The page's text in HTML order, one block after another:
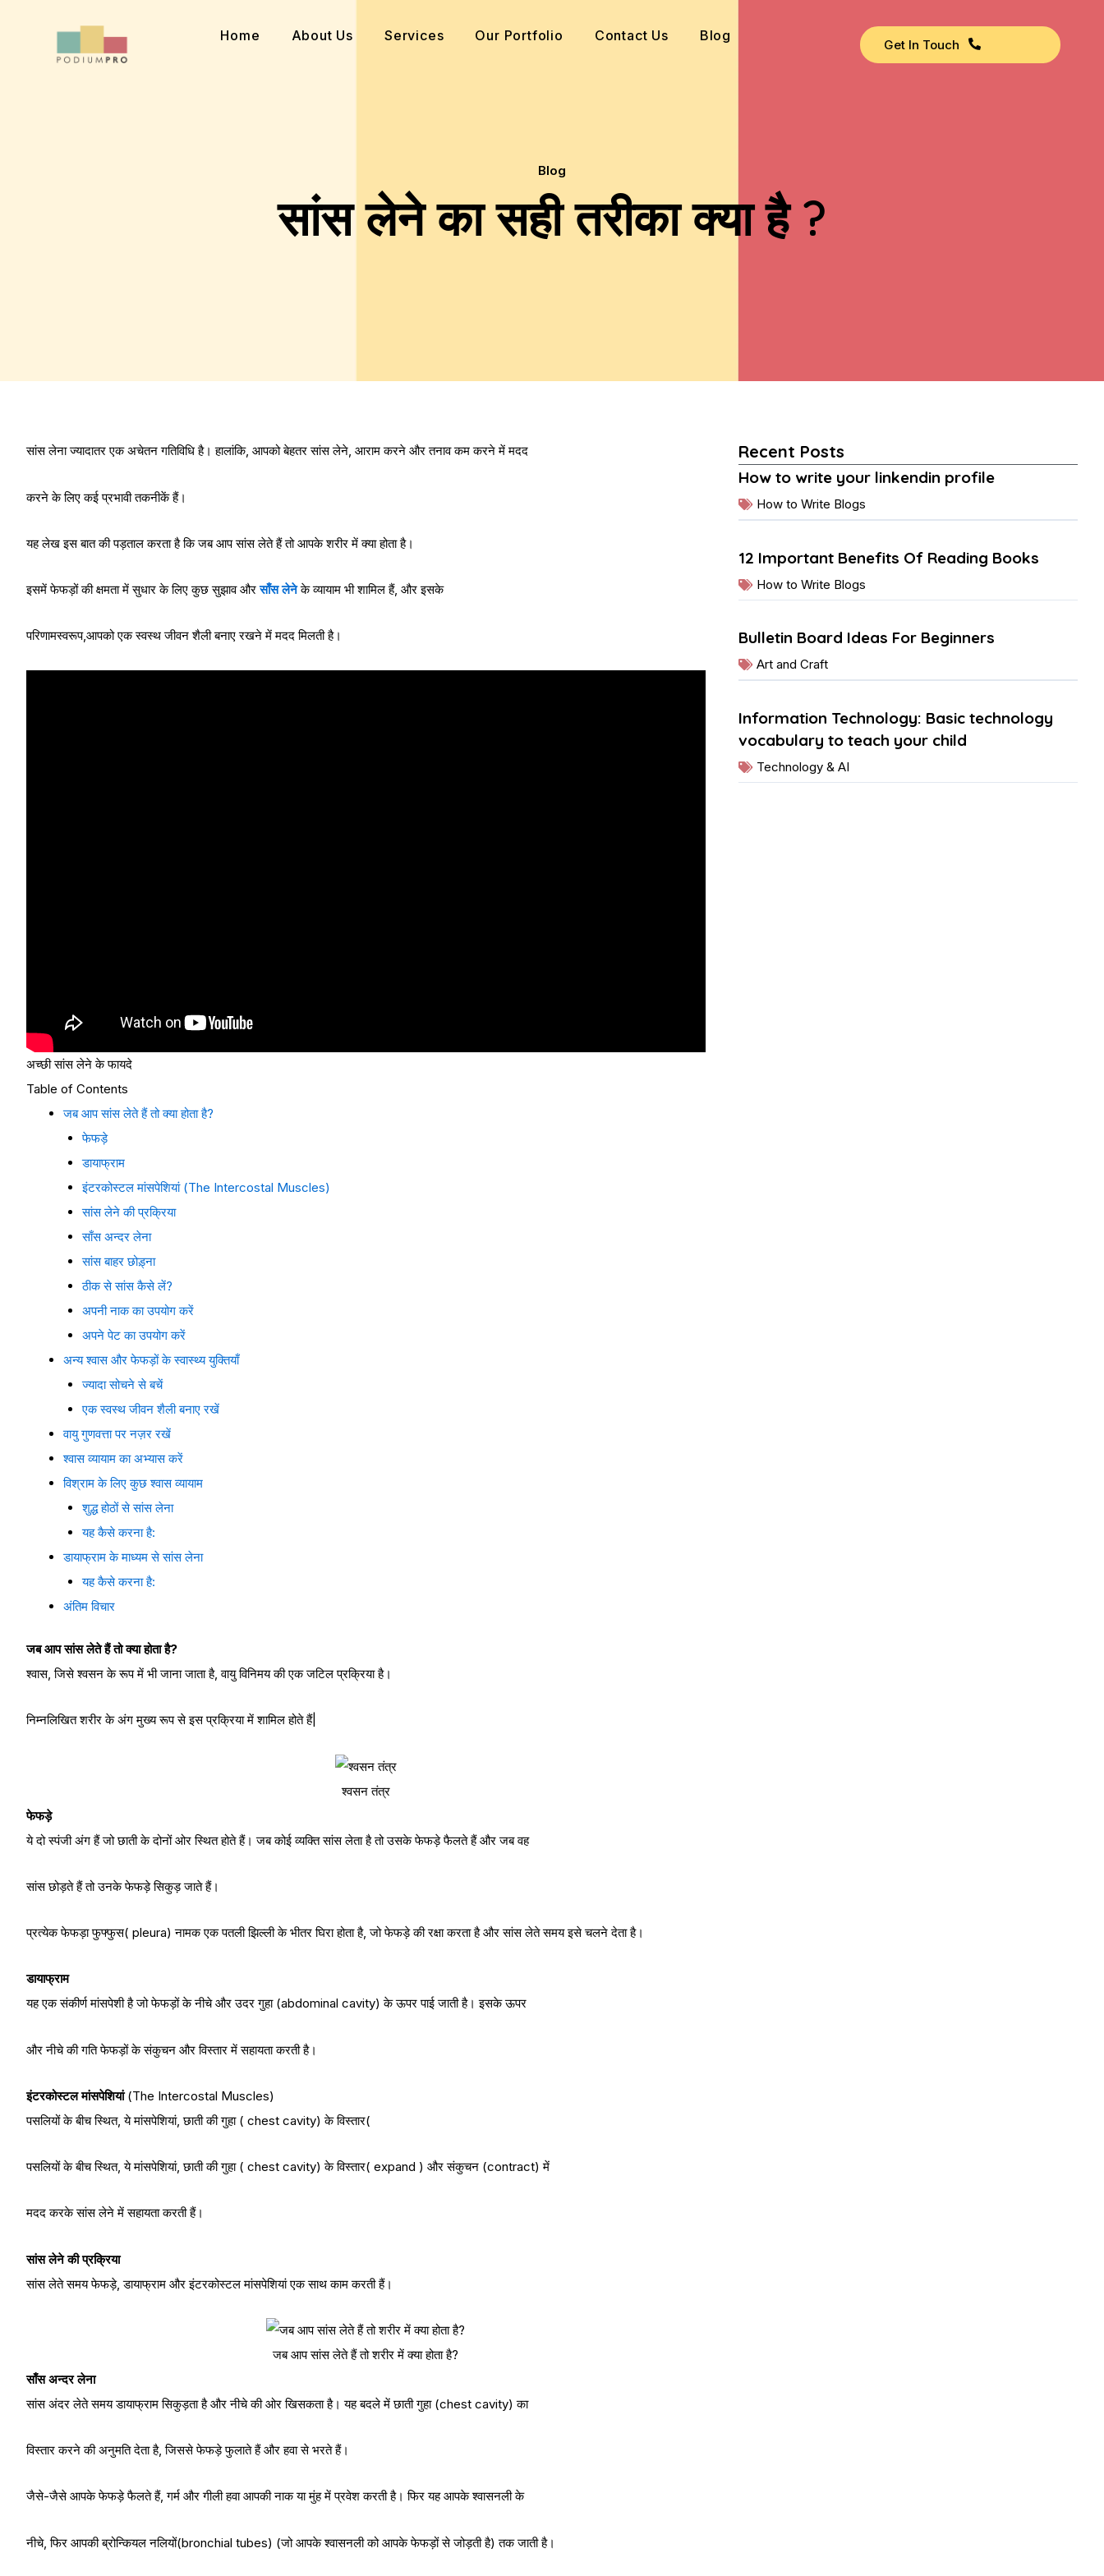
Home About Us Services Our Portfolio Contact Us Blog
Get In Touch
Blog
सांस लेने का सही तरीका क्या है ?
सांस लेना ज्यादातर एक अचेतन गतिविधि है। हालांकि, आपको बेहतर सांस लेने, आराम करने और तनाव कम करने में मदद
करने के लिए कई प्रभावी तकनीकें हैं।
यह लेख इस बात की पड़ताल करता है कि जब आप सांस लेते हैं तो आपके शरीर में क्या होता है।
इसमें फेफड़ों की क्षमता में सुधार के लिए कुछ सुझाव औरसाँस लेनेके व्यायाम भी शामिल हैं, और इसके
परिणामस्वरूप,आपको एक स्वस्थ जीवन शैली बनाए रखने में मदद मिलती है।
अच्छी सांस लेने के फायदे
Table of Contents
जब आप सांस लेते हैं तो क्या होता है?
फेफड़े
डायाफ्राम
इंटरकोस्टल मांसपेशियां (The Intercostal Muscles)
सांस लेने की प्रक्रिया
साँस अन्दर लेना
सांस बाहर छोड़्ना
ठीक से सांस कैसे लें?
अपनी नाक का उपयोग करें
अपने पेट का उपयोग करें
अन्य श्वास और फेफड़ों के स्वास्थ्य युक्तियाँ
ज्यादा सोचने से बचें
एक स्वस्थ जीवन शैली बनाए रखें
वायु गुणवत्ता पर नज़र रखें
श्वास व्यायाम का अभ्यास करें
विश्राम के लिए कुछ श्वास व्यायाम
शुद्ध होठों से सांस लेना
यह कैसे करना है:
डायाफ्राम के माध्यम से सांस लेना
यह कैसे करना है:
अंतिम विचार
जब आप सांस लेते हैं तो क्या होता है?
श्वास, जिसे श्वसन के रूप में भी जाना जाता है, वायु विनिमय की एक जटिल प्रक्रिया है।
निम्नलिखित शरीर के अंग मुख्य रूप से इस प्रक्रिया में शामिल होते हैं|
श्वसन तंत्र
फेफड़े
ये दो स्पंजी अंग हैं जो छाती के दोनों ओर स्थित होते हैं। जब कोई व्यक्ति सांस लेता है तो उसके फेफड़े फैलते हैं और जब वह
सांस छोड़ते हैं तो उनके फेफड़े सिकुड़ जाते हैं।
प्रत्येक फेफड़ा फुफ्फुस( pleura) नामक एक पतली झिल्ली के भीतर घिरा होता है, जो फेफड़े की रक्षा करता है और सांस लेते समय इसे चलने देता है।
डायाफ्राम
यह एक संकीर्ण मांसपेशी है जो फेफड़ों के नीचे और उदर गुहा (abdominal cavity) के ऊपर पाई जाती है। इसके ऊपर
और नीचे की गति फेफड़ों के संकुचन और विस्तार में सहायता करती है।
इंटरकोस्टल मांसपेशियां(The Intercostal Muscles)
पसलियों के बीच स्थित, ये मांसपेशियां, छाती की गुहा ( chest cavity) के विस्तार(
पसलियों के बीच स्थित, ये मांसपेशियां, छाती की गुहा ( chest cavity) के विस्तार( expand ) और संकुचन (contract) में
मदद करके सांस लेने में सहायता करती हैं।
सांस लेने की प्रक्रिया
सांस लेते समय फेफड़े, डायाफ्राम और इंटरकोस्टल मांसपेशियां एक साथ काम करती हैं।
जब आप सांस लेते हैं तो शरीर में क्या होता है?
साँस अन्दर लेना
सांस अंदर लेते समय डायाफ्राम सिकुड़ता है और नीचे की ओर खिसकता है। यह बदले में छाती गुहा (chest cavity) का
विस्तार करने की अनुमति देता है, जिससे फेफड़े फुलाते हैं और हवा से भरते हैं।
जैसे-जैसे आपके फेफड़े फैलते हैं, गर्म और गीली हवा आपकी नाक या मुंह में प्रवेश करती है। फिर यह आपके श्वासनली के
नीचे, फिर आपकी ब्रोन्कियल नलियों(bronchial tubes) (जो आपके श्वासनली को आपके फेफड़ों से जोड़ती है) तक जाती है।
Recent Posts
How to write your linkendin profile
How to Write Blogs
12 Important Benefits Of Reading Books
How to Write Blogs
Bulletin Board Ideas For Beginners
Art and Craft
Information Technology: Basic technology
vocabulary to teach your child
Technology & AI